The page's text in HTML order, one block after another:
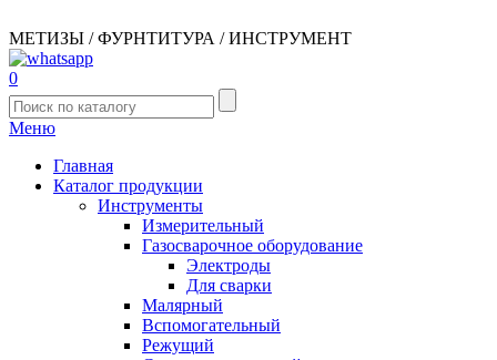
МЕТИЗЫ / ФУРНТИТУРА / ИНСТРУМЕНТ
0
Меню
Главная
Каталог продукции
Инструменты
Измерительный
Газосварочное оборудование
Электроды
Для сварки
Малярный
Вспомогательный
Режущий